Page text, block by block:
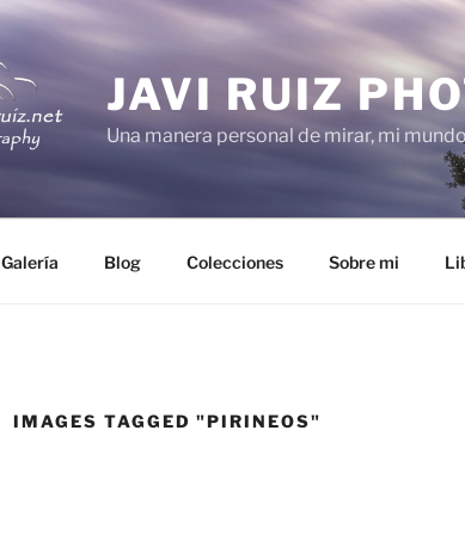
JAVI RUIZ
Una manera personal de mirar, mi
Galería Blog Colecciones Sobre mi
IMAGES TAGGED "PIRINEOS"